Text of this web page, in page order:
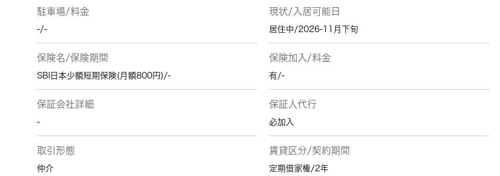
駐車場/料金
-/-
現状/入居可能日
居住中/2026-11月下旬
保険名/保険期間
SBI日本少額短期保険(月額800円)/-
保険加入/料金
有/-
保証会社詳細
-
保証人代行
必加入
取引形態
仲介
賃貸区分/契約期間
定期借家権/2年